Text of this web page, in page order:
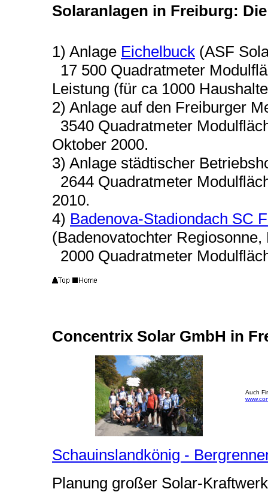
Solaranlagen in Freiburg:
1) Anlage Eichelbuck (ASF
17 500 Quadratmeter
Leistung (für ca 1000
2) Anlage auf den Freiburger
3540 Quadratmeter
Oktober 2000.
3) Anlage städtischer
2644 Quadratmeter
2010.
4) Badenova-Stadiondach SC
(Badenovatochter Regiosonne,
2000 Quadratmeter
Concentrix Solar GmbH in
Auch
Schauinslandkönig -
Planung großer Solar-